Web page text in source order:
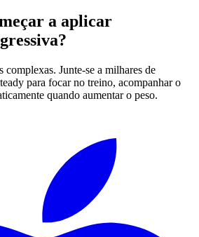
a aplicar
complexas. Junte-se a milhares de
para focar no treino, acompanhar o
quando aumentar o peso.